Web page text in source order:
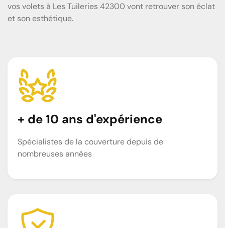
vos volets à Les Tuileries 42300 vont retrouver son éclat
et son esthétique.
+ de 10 ans d'expérience
Spécialistes de la couverture depuis de
nombreuses années